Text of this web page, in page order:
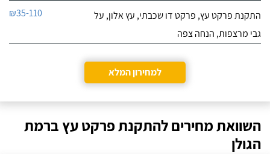
התקנת פרקט עץ, פרקט דו שכבתי, עץ אלון, על
גבי מרצפות, הנחה צפה
₪35-110
למחירון המלא
השוואת מחירים להתקנת פרקט עץ ברמת
הגולן